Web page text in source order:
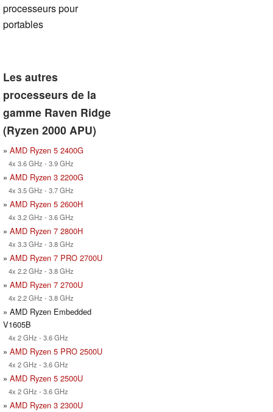
processeurs pour
portables
Les autres
processeurs de la
gamme Raven Ridge
(Ryzen 2000 APU)
» AMD Ryzen 5 2400G
4x 3.6 GHz - 3.9 GHz
» AMD Ryzen 3 2200G
4x 3.5 GHz - 3.7 GHz
» AMD Ryzen 5 2600H
4x 3.2 GHz - 3.6 GHz
» AMD Ryzen 7 2800H
4x 3.3 GHz - 3.8 GHz
» AMD Ryzen 7 PRO 2700U
4x 2.2 GHz - 3.8 GHz
» AMD Ryzen 7 2700U
4x 2.2 GHz - 3.8 GHz
» AMD Ryzen Embedded
V1605B
4x 2 GHz - 3.6 GHz
» AMD Ryzen 5 PRO 2500U
4x 2 GHz - 3.6 GHz
» AMD Ryzen 5 2500U
4x 2 GHz - 3.6 GHz
» AMD Ryzen 3 2300U